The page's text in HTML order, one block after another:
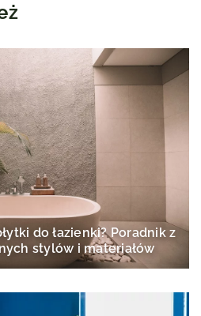
do łazienki? Poradnik z
stylów i materiałów